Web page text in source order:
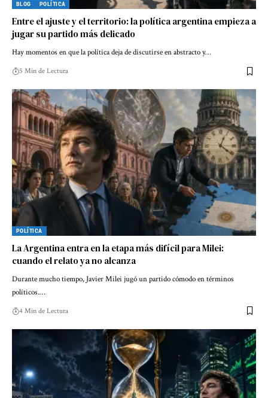
BLOG POLÍTICA
Entre el ajuste y el territorio: la política argentina empieza a
jugar su partido más delicado
Hay momentos en que la política deja de discutirse en abstracto y…
5 Min de Lectura
POLÍTICA
La Argentina entra en la etapa más difícil para Milei:
cuando el relato ya no alcanza
Durante mucho tiempo, Javier Milei jugó un partido cómodo en términos
políticos.…
4 Min de Lectura